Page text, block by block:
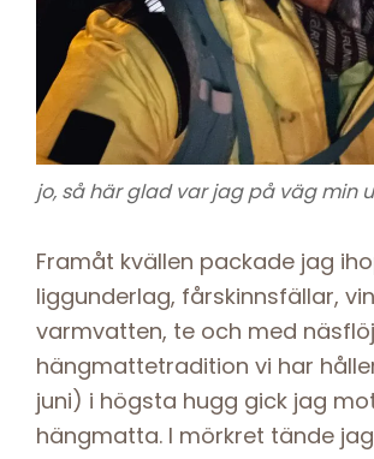
jo, så här glad var jag på väg min
Framåt kvällen packade jag
liggunderlag, fårskinnsfällar,
varmvatten, te och med
hängmattetradition vi har
juni) i högsta hugg gick jag
hängmatta. I mörkret tände jag